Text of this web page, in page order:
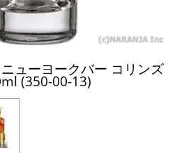
ューヨークバー コリンズ
(350-00-13)